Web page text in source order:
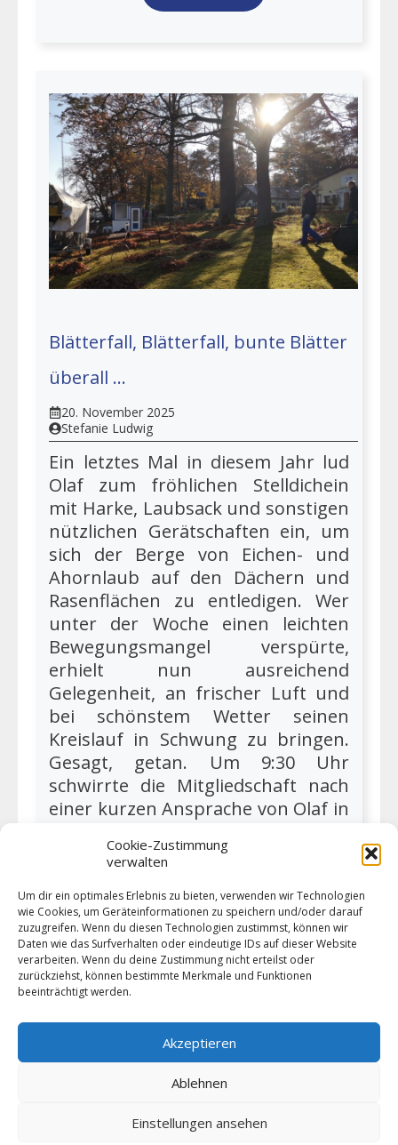
Cookie-Zustimmung
verwalten
Um dir ein optimales Erlebnis zu bieten, verwenden wir Technologien
wie Cookies, um Geräteinformationen zu speichern und/oder darauf
zuzugreifen. Wenn du diesen Technologien zustimmst, können wir
Daten wie das Surfverhalten oder eindeutige IDs auf dieser Website
verarbeiten. Wenn du deine Zustimmung nicht erteilst oder
zurückziehst, können bestimmte Merkmale und Funktionen
beeinträchtigt werden.
Akzeptieren
Ablehnen
Einstellungen ansehen
Blätterfall, Blätterfall, bunte Blätter
überall …
20. November 2025
Stefanie Ludwig
Ein letztes Mal in diesem Jahr lud
Olaf zum fröhlichen Stelldichein
mit Harke, Laubsack und sonstigen
nützlichen Gerätschaften ein, um
sich der Berge von Eichen- und
Ahornlaub auf den Dächern und
Rasenflächen zu entledigen. Wer
unter der Woche einen leichten
Bewegungsmangel verspürte,
erhielt nun ausreichend
Gelegenheit, an frischer Luft und
bei schönstem Wetter seinen
Kreislauf in Schwung zu bringen.
Gesagt, getan. Um 9:30 Uhr
schwirrte die Mitgliedschaft nach
einer kurzen Ansprache von Olaf in
und war bis zum Mittag um 12:00
Weiter lesen
3